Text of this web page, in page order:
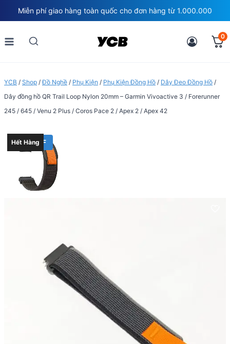
to
content
Miễn phí giao hàng toàn quốc cho đơn hàng từ 1.000.000
0
YCB / Shop /Đồ Nghề / Phụ Kiện / Phụ Kiện Đồng Hồ / Dây Đeo Đồng Hồ /
Dây đồng hồ QR Trail Loop Nylon 20mm – Garmin Vivoactive 3 / Forerunner
245 / 645 / Venu 2 Plus / Coros Pace 2 / Apex 2 / Apex 42
Hết Hàng
40% OFF